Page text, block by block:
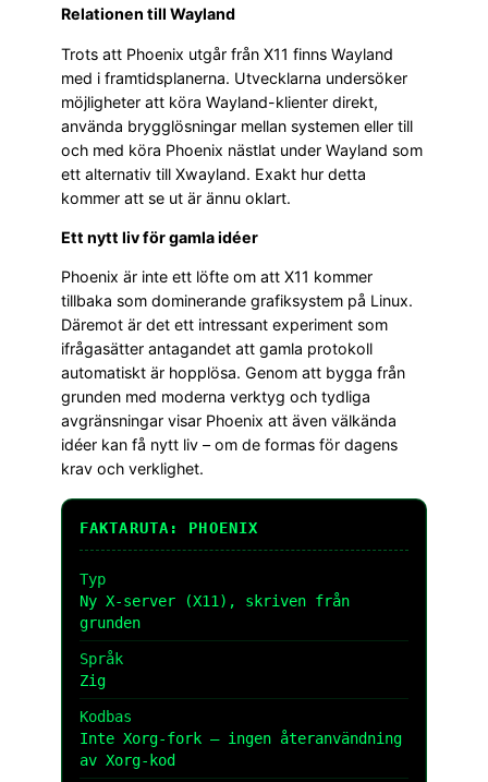
Relationen till Wayland
Trots att Phoenix utgår från X11 finns Wayland
med i framtidsplanerna. Utvecklarna undersöker
möjligheter att köra Wayland-klienter direkt,
använda brygglösningar mellan systemen eller till
och med köra Phoenix nästlat under Wayland som
ett alternativ till Xwayland. Exakt hur detta
kommer att se ut är ännu oklart.
Ett nytt liv för gamla idéer
Phoenix är inte ett löfte om att X11 kommer
tillbaka som dominerande grafiksystem på Linux.
Däremot är det ett intressant experiment som
ifrågasätter antagandet att gamla protokoll
automatiskt är hopplösa. Genom att bygga från
grunden med moderna verktyg och tydliga
avgränsningar visar Phoenix att även välkända
idéer kan få nytt liv – om de formas för dagens
krav och verklighet.
FAKTARUTA: PHOENIX
Typ
Ny X-server (X11), skriven från
grunden
Språk
Zig
Kodbas
Inte Xorg-fork – ingen återanvändning
av Xorg-kod